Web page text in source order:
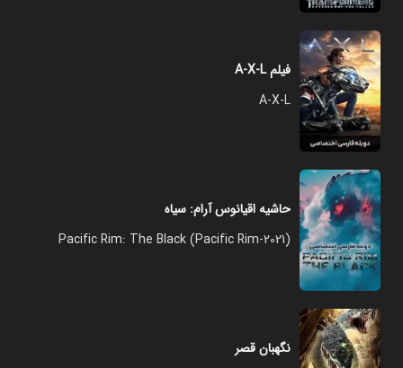
فیلم A-X-L
A-X-L
حاشیه اقیانوس آرام: سیاه
Pacific Rim: The Black (Pacific Rim-2021)
نگهبان قصر